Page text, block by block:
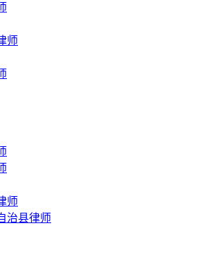
师
师
治县律师